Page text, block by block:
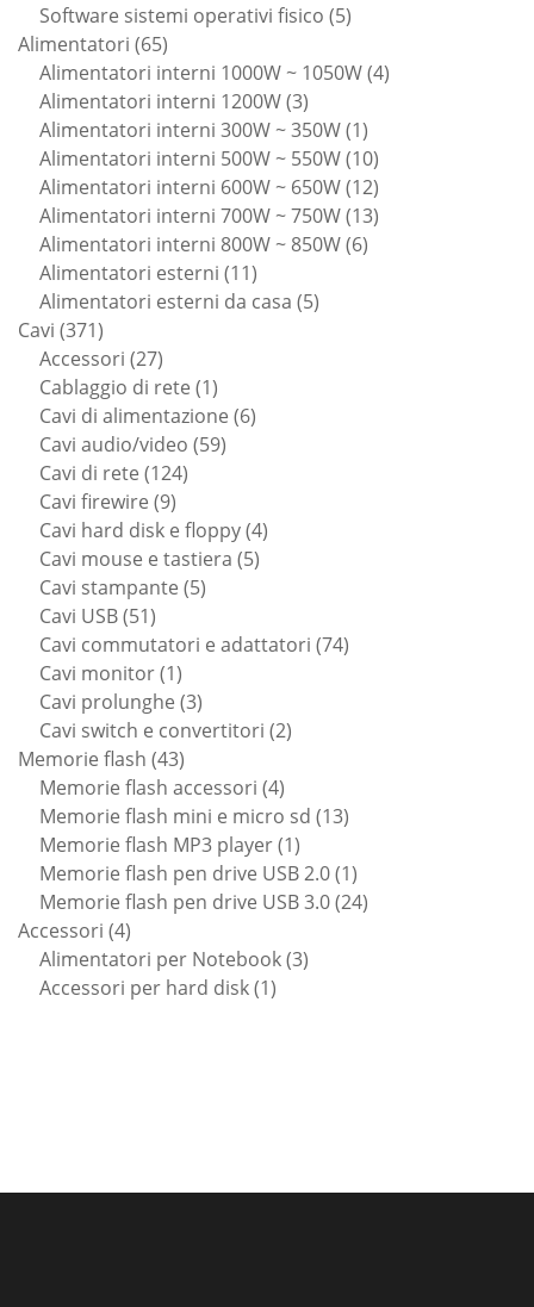
prodotti
Software sistemi operativi fisico 55
Alimentatori 6565
prodotti
Alimentatori interni 1000W ~ 1050W 44
Alimentatori interni 1200W 33
prodotti
Alimentatori interni 300W ~ 350W 11
prodotto
Alimentatori interni 500W ~ 550W 1010
prodotti
Alimentatori interni 600W ~ 650W 1212
prodotti
Alimentatori interni 700W ~ 750W 1313
Alimentatori interni 800W ~ 850W 66
Alimentatori esterni 1111
prodotti
Alimentatori esterni da casa 55
Cavi 371371
prodotti
Accessori 2727
prodotti
Cablaggio di rete 11
prodotto
Cavi di alimentazione 66
Cavi audio/video 5959
Cavi di rete 124124
Cavi firewire 99
prodotti
Cavi hard disk e floppy 44
Cavi mouse e tastiera 55
Cavi stampante 55
Cavi USB 5151
prodotti
Cavi commutatori e adattatori 7474
Cavi monitor 11
prodotto
Cavi prolunghe 33
prodotti
Cavi switch e convertitori 22
Memorie flash 4343
prodotti
Memorie flash accessori 44
prodotti
Memorie flash mini e micro sd 1313
Memorie flash MP3 player 11
prodotto
Memorie flash pen drive USB 2.0 11
prodotto
Memorie flash pen drive USB 3.0 2424
Accessori 44
prodotti
Alimentatori per Notebook 33
Accessori per hard disk 11